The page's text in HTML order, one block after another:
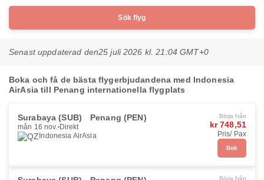
Sök flyg
Senast uppdaterad den25 juli 2026 kl. 21:04 GMT+0
Boka och få de bästa flygerbjudandena med Indonesia
AirAsia till Penang internationella flygplats
Surabaya (SUB) Penang (PEN)
mån 16 nov. Direkt
Indonesia AirAsia
Börja från
kr 748,51
Pris/ Pax
Bok
Börja från